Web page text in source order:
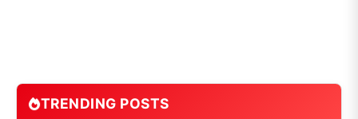
TRENDING POSTS